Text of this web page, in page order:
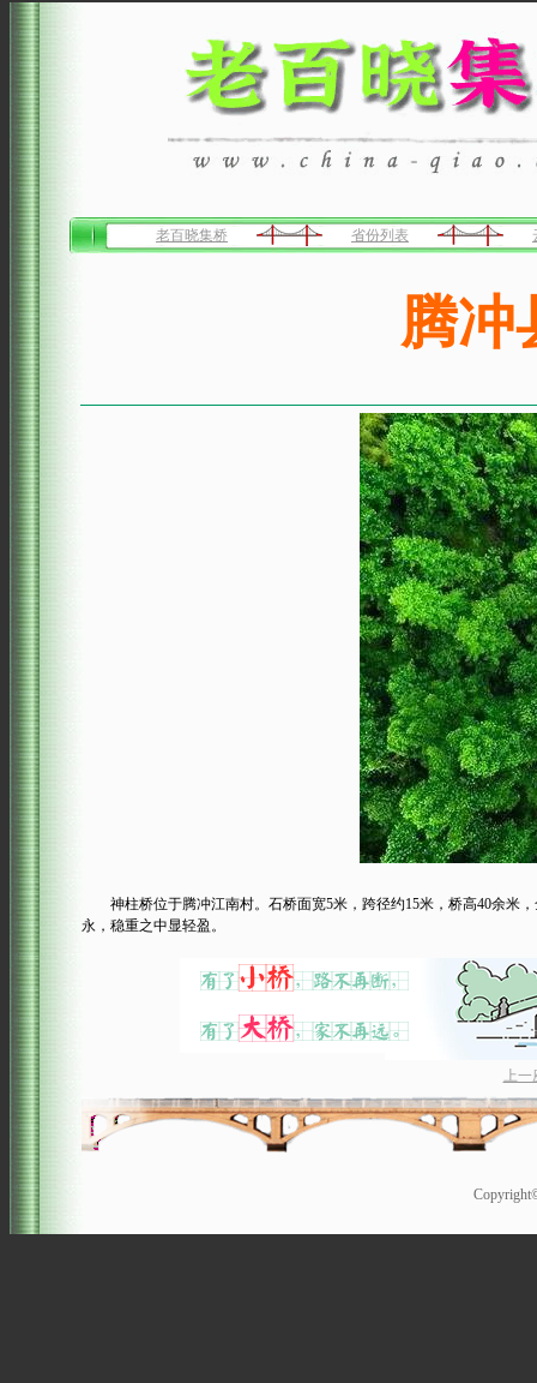
老百晓集桥 省份列表
腾冲
神柱桥位于腾冲江南村。石桥面宽5米，跨径约15米，桥高40余米
永，稳重之中显轻盈。
上一